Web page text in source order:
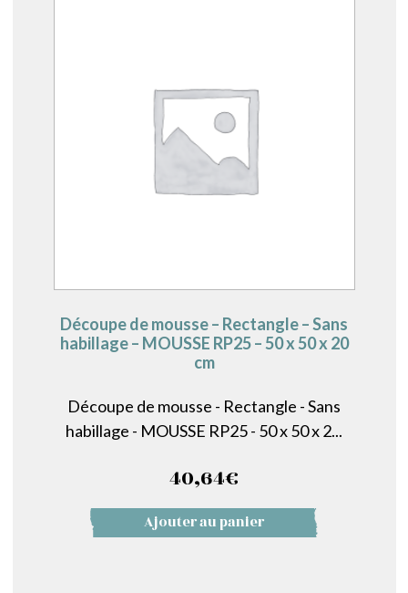
Découpe de mousse – Rectangle – Sans
habillage – MOUSSE RP25 – 50 x 50 x 20
cm
Découpe de mousse - Rectangle - Sans
habillage - MOUSSE RP25 - 50 x 50 x 2...
40,64€
Ajouter au panier